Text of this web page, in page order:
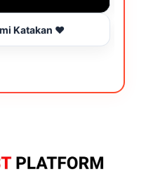
Katakan ❤️